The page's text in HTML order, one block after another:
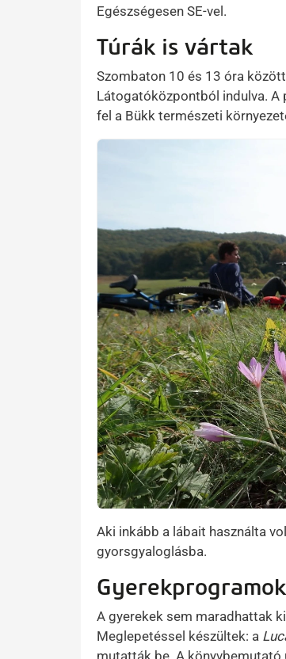
Egészségesen SE-vel.
Túrák is vártak
Szombaton 10 és 13 óra között
Látogatóközpontból indulva.
fel a Bükk természeti
Aki inkább a lábait használta
gyorsgyaloglásba.
Gyerekprogramok
A gyerekek sem maradhattak
Meglepetéssel készültek: a
mutatták be. A könyvbemutató